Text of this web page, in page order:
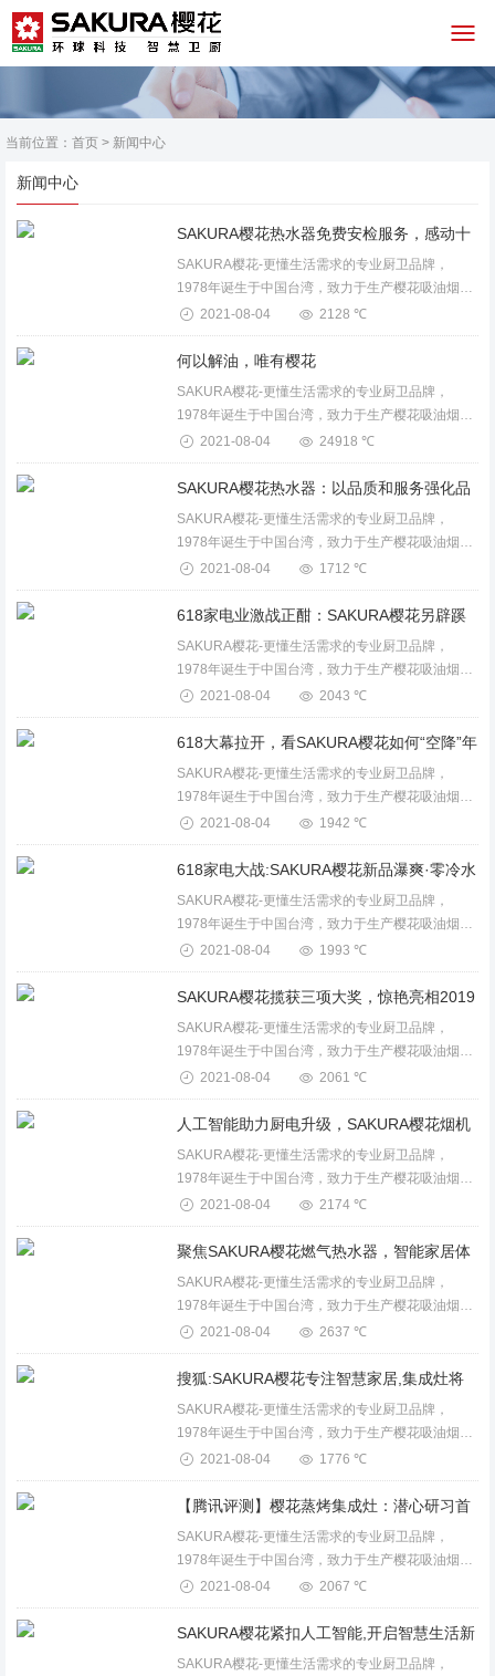
当前位置： 首页 > 新闻中心
新闻中心
SAKURA樱花-更懂生活需求的专业厨卫品牌，
1978年诞生于中国台湾，致力于生产樱花吸油烟
机、燃气灶、消毒柜、保洁柜、电蒸箱、电烤箱、
燃气热水器、电热水器、壁挂炉、整体厨房等卫厨
产品。...
2021-08-04 2128 ℃
何以解油，唯有樱花
SAKURA樱花-更懂生活需求的专业厨卫品牌，
1978年诞生于中国台湾，致力于生产樱花吸油烟
机、燃气灶、消毒柜、保洁柜、电蒸箱、电烤箱、
燃气热水器、电热水器、壁挂炉、整体厨房等卫厨
产品。...
2021-08-04 24918 ℃
SAKURA樱花-更懂生活需求的专业厨卫品牌，
1978年诞生于中国台湾，致力于生产樱花吸油烟
机、燃气灶、消毒柜、保洁柜、电蒸箱、电烤箱、
燃气热水器、电热水器、壁挂炉、整体厨房等卫厨
产品。...
2021-08-04 1712 ℃
SAKURA樱花-更懂生活需求的专业厨卫品牌，
1978年诞生于中国台湾，致力于生产樱花吸油烟
机、燃气灶、消毒柜、保洁柜、电蒸箱、电烤箱、
燃气热水器、电热水器、壁挂炉、整体厨房等卫厨
产品。...
2021-08-04 2043 ℃
SAKURA樱花-更懂生活需求的专业厨卫品牌，
1978年诞生于中国台湾，致力于生产樱花吸油烟
机、燃气灶、消毒柜、保洁柜、电蒸箱、电烤箱、
燃气热水器、电热水器、壁挂炉、整体厨房等卫厨
产品。...
2021-08-04 1942 ℃
SAKURA樱花-更懂生活需求的专业厨卫品牌，
1978年诞生于中国台湾，致力于生产樱花吸油烟
机、燃气灶、消毒柜、保洁柜、电蒸箱、电烤箱、
燃气热水器、电热水器、壁挂炉、整体厨房等卫厨
产品。...
2021-08-04 1993 ℃
SAKURA樱花-更懂生活需求的专业厨卫品牌，
1978年诞生于中国台湾，致力于生产樱花吸油烟
机、燃气灶、消毒柜、保洁柜、电蒸箱、电烤箱、
燃气热水器、电热水器、壁挂炉、整体厨房等卫厨
产品。...
2021-08-04 2061 ℃
SAKURA樱花-更懂生活需求的专业厨卫品牌，
1978年诞生于中国台湾，致力于生产樱花吸油烟
机、燃气灶、消毒柜、保洁柜、电蒸箱、电烤箱、
燃气热水器、电热水器、壁挂炉、整体厨房等卫厨
产品。...
2021-08-04 2174 ℃
SAKURA樱花-更懂生活需求的专业厨卫品牌，
1978年诞生于中国台湾，致力于生产樱花吸油烟
机、燃气灶、消毒柜、保洁柜、电蒸箱、电烤箱、
燃气热水器、电热水器、壁挂炉、整体厨房等卫厨
产品。...
2021-08-04 2637 ℃
SAKURA樱花-更懂生活需求的专业厨卫品牌，
1978年诞生于中国台湾，致力于生产樱花吸油烟
机、燃气灶、消毒柜、保洁柜、电蒸箱、电烤箱、
燃气热水器、电热水器、壁挂炉、整体厨房等卫厨
产品。...
2021-08-04 1776 ℃
SAKURA樱花-更懂生活需求的专业厨卫品牌，
1978年诞生于中国台湾，致力于生产樱花吸油烟
机、燃气灶、消毒柜、保洁柜、电蒸箱、电烤箱、
燃气热水器、电热水器、壁挂炉、整体厨房等卫厨
产品。...
2021-08-04 2067 ℃
SAKURA樱花-更懂生活需求的专业厨卫品牌，